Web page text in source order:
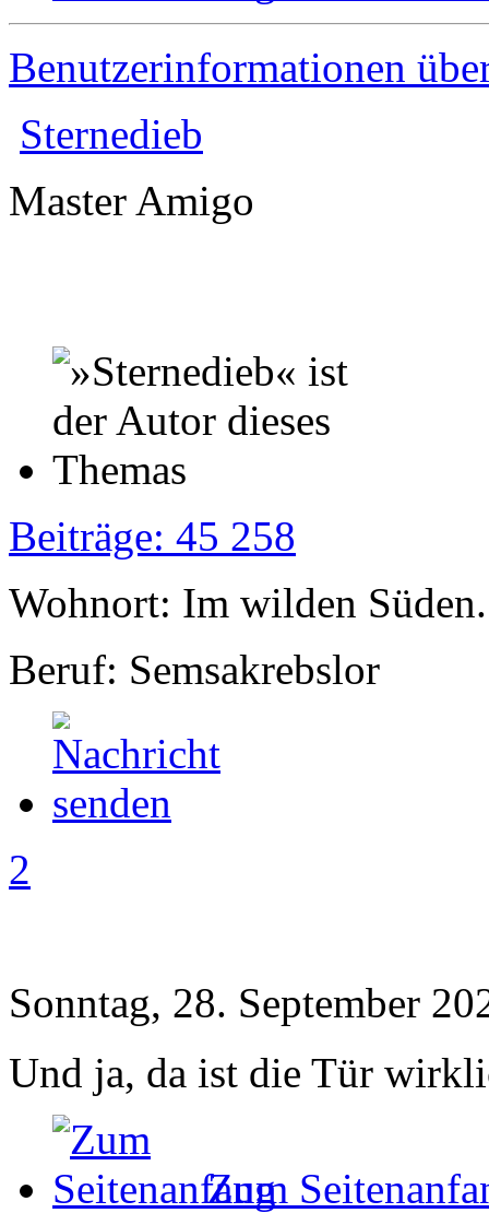
Benutzerinformationen
Sternedieb
Master Amigo
Beiträge: 45 258
Wohnort: Im wilden
Beruf: Semsakrebslor
2
Sonntag, 28. September
Und ja, da ist die Tür
Zum